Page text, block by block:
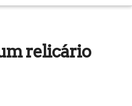
relicário